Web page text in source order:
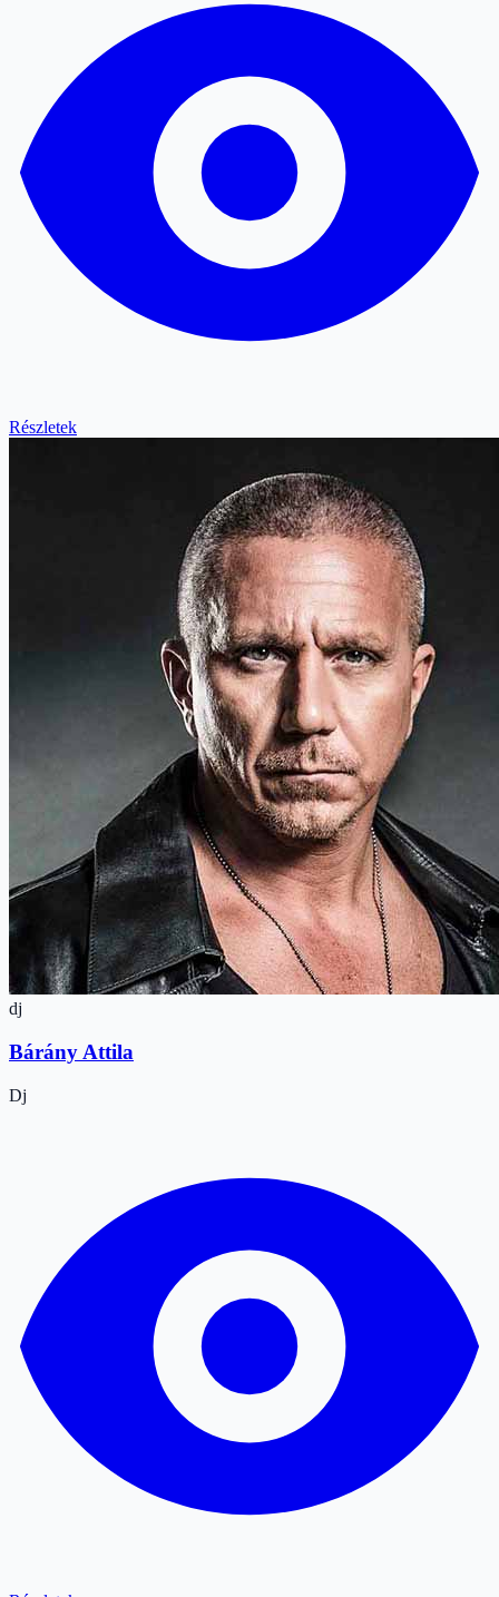
Részletek
dj
Bárány Attila
Dj